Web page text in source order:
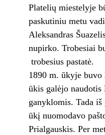
Platelių miestelyje
paskutiniu metu
Aleksandras
nupirko. Trobesiai
trobesius pastatė.
1890 m. ūkyje buvo
ūkis galėjo
ganyklomis. Tada
ūkį nuomodavo
Prialgauskis. Per